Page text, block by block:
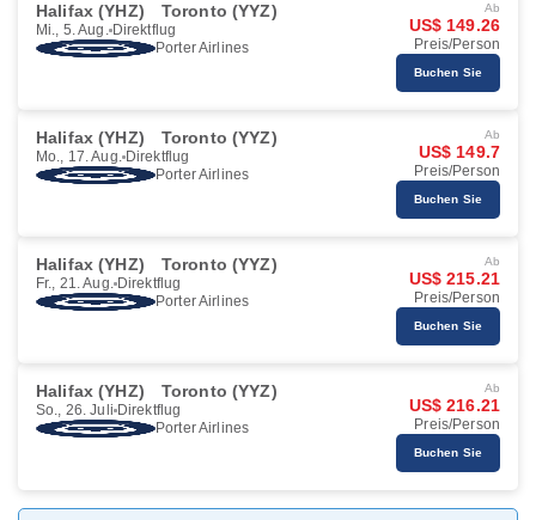
Halifax (YHZ) Toronto (YYZ)
Mi., 5. Aug. Direktflug
Porter Airlines
Ab
US$ 149.26
Preis/Person
Buchen Sie
Halifax (YHZ) Toronto (YYZ)
Mo., 17. Aug. Direktflug
Porter Airlines
Ab
US$ 149.7
Preis/Person
Buchen Sie
Halifax (YHZ) Toronto (YYZ)
Fr., 21. Aug. Direktflug
Porter Airlines
Ab
US$ 215.21
Preis/Person
Buchen Sie
Halifax (YHZ) Toronto (YYZ)
So., 26. Juli Direktflug
Porter Airlines
Ab
US$ 216.21
Preis/Person
Buchen Sie